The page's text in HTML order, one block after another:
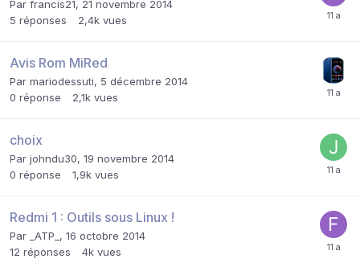
Par francis21, 21 novembre 2014
5 réponses 2,4k vues
Avis Rom MiRed
Par mariodessuti, 5 décembre 2014
0 réponse 2,1k vues
choix
Par johndu30, 19 novembre 2014
0 réponse 1,9k vues
Redmi 1 : Outils sous Linux !
Par _ATP_ , 16 octobre 2014
12 réponses 4k vues